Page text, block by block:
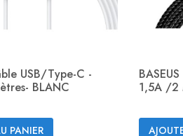
USB/Type-C -
BLANC
PANIER
1,5A /2